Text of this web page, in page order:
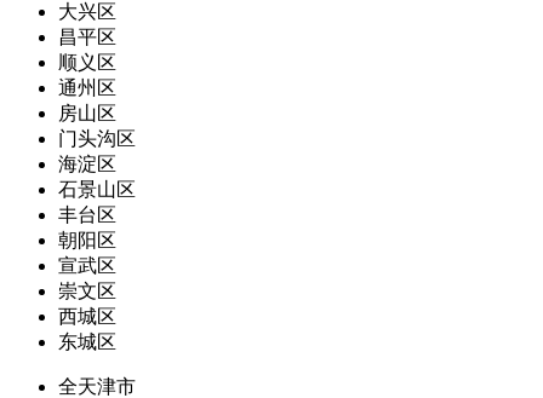
大兴区
昌平区
顺义区
通州区
房山区
门头沟区
海淀区
石景山区
丰台区
朝阳区
宣武区
崇文区
西城区
东城区
全天津市